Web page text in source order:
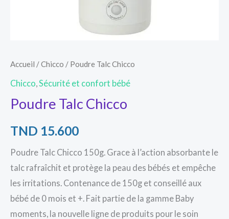
Accueil /Chicco / Poudre Talc Chicco
Chicco Sécurité et confort bébé
Poudre Talc Chicco
TND 15.600
Poudre Talc Chicco 150g. Grace à l’action absorbante le
talc rafraîchit et protège la peau des bébés et empêche
les irritations. Contenance de 150g et conseillé aux
bébé de 0 mois et +. Fait partie de la gamme Baby
moments, la nouvelle ligne de produits pour le soin